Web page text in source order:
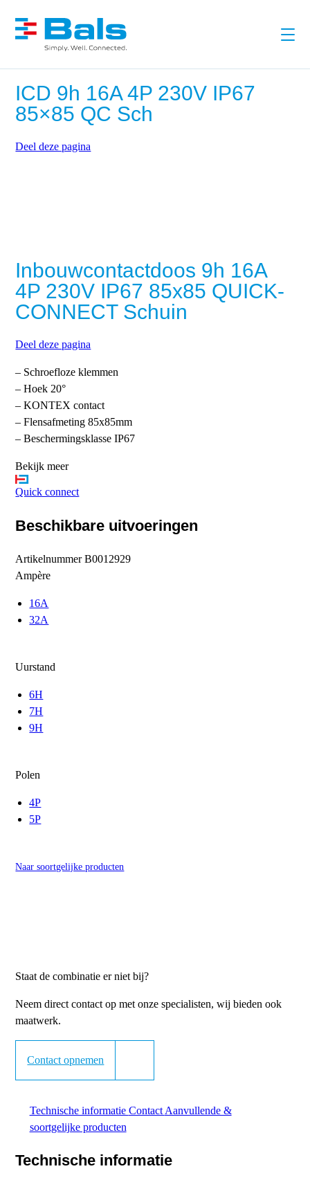
ICD 9h 16A 4P 230V IP67
85×85 QC Sch
Deel deze pagina
Inbouwcontactdoos 9h 16A
4P 230V IP67 85x85 QUICK-
CONNECT Schuin
Deel deze pagina
– Schroefloze klemmen
– Hoek 20°
– KONTEX contact
– Flensafmeting 85x85mm
– Beschermingsklasse IP67
Bekijk meer
Quick connect
Beschikbare uitvoeringen
ArtikelnummerB0012929
Ampère
16A
32A
Uurstand
6H
7H
9H
Polen
4P
5P
Naar soortgelijke producten
Staat de combinatie er niet bij?
Neem direct contact op met onze specialisten, wij bieden ook
maatwerk.
Contact opnemen
Technische informatie Contact Aanvullende &
soortgelijke producten
Technische informatie